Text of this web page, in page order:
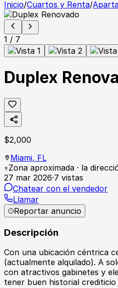
Inicio/Cuartos y Renta/
1 / 7
Duplex
$2,000
Miami, FL
Zona aproximada · la
27 mar 2026·7 vistas
Chatear con el vendedor
Llamar
Reportar anuncio
Descripción
Con una ubicación céntrica
(actualmente alquilado). A
con atractivos gabinetes y
tener buen historial crediticio